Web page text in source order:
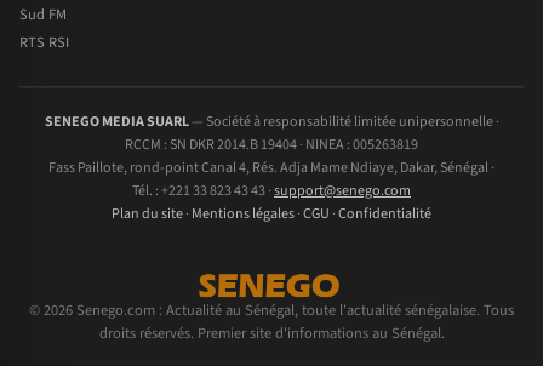
Sud FM
RTS RSI
SENEGO MEDIA SUARL— Société à responsabilité limitée unipersonnelle ·
RCCM : SN DKR 2014.B 19404 · NINEA : 005263819
Fass Paillote, rond-point Canal 4, Rés. Adja Mame Ndiaye, Dakar, Sénégal ·
Tél. : +221 33 823 43 43 ·support@senego.com
Plan du site· Mentions légales·CGU ·Confidentialité
© 2026 Senego.com : Actualité au Sénégal, toute l'actualité sénégalaise. Tous
droits réservés. Premier site d'informations au Sénégal.